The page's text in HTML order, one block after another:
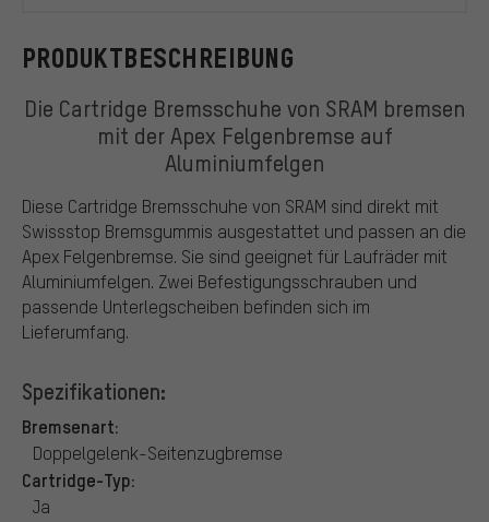
PRODUKTBESCHREIBUNG
Die Cartridge Bremsschuhe von SRAM bremsen
mit der Apex Felgenbremse auf
Aluminiumfelgen
Diese Cartridge Bremsschuhe von SRAM sind direkt mit
Swissstop Bremsgummis ausgestattet und passen an die
Apex Felgenbremse. Sie sind geeignet für Laufräder mit
Aluminiumfelgen. Zwei Befestigungsschrauben und
passende Unterlegscheiben befinden sich im
Lieferumfang.
Spezifikationen:
Bremsenart:
Doppelgelenk-Seitenzugbremse
Cartridge-Typ:
Ja